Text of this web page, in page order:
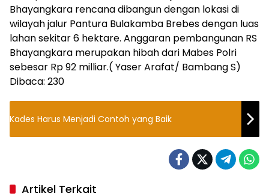
Bhayangkara rencana dibangun dengan lokasi di
wilayah jalur Pantura Bulakamba Brebes dengan luas
lahan sekitar 6 hektare. Anggaran pembangunan RS
Bhayangkara merupakan hibah dari Mabes Polri
sebesar Rp 92 milliar.( Yaser Arafat/ Bambang S)
Dibaca: 230
Kades Harus Menjadi Contoh yang Baik
Artikel Terkait